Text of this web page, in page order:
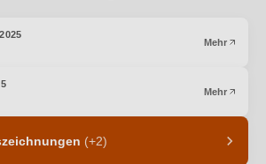
2025
Mehr
Mehr
(+2)